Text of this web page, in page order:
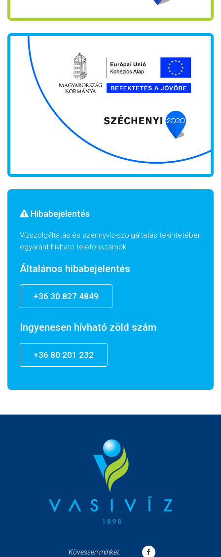
Hibabejelentés
Vízszolgáltatás és szennyvíz-szolgáltatás tekintetében
egyaránt hívható telefonszámok
Általános hibabejelentés
+36 30 827 4849
Ingyenesen hívható zöld szám
+36 80 201 232
Kövessen minket: